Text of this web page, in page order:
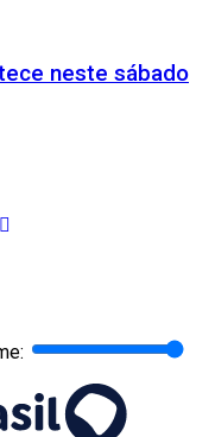
neste sábado